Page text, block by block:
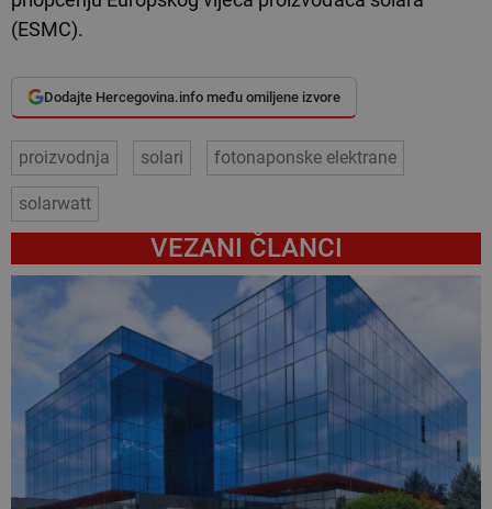
(ESMC).
Dodajte Hercegovina.info među omiljene izvore
proizvodnja solari fotonaponske elektrane
solarwatt
VEZANI ČLANCI